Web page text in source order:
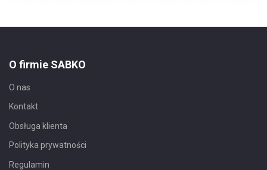
O firmie SABKO
O nas
Kontakt
Obsługa klienta
Polityka prywatności
Regulamin